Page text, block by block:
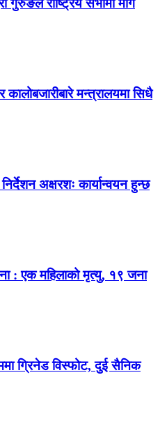
गुरुङले राष्ट्रिय सभामा मागे
मन्त्रालयमा सिधै
अक्षरशः कार्यान्वयन हुन्छ
: एक महिलाको मृत्यु, १९ जना
ग्रिनेड विस्फोट, दुई सैनिक